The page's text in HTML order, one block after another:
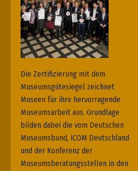
Die Zertifizierung mit dem
Museumsgütesiegel zeichnet
Museen für ihre hervorragende
Museumsarbeit aus. Grundlage
bilden dabei die vom Deutschen
Museumsbund, ICOM Deutschland
und der Konferenz der
Museumsberatungsstellen in den